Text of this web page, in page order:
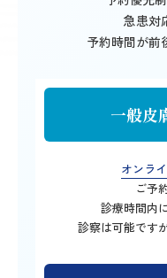
急患対
予約時間が前
一般皮
オンラ
ご予
診療時間内
診察は可能ですが